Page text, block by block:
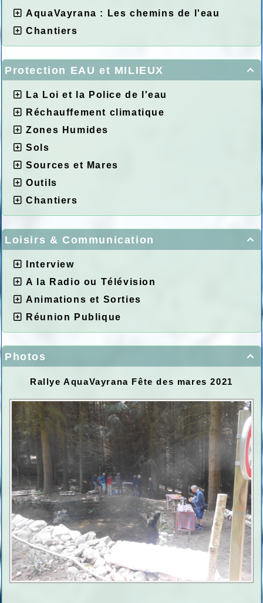
AquaVayrana : Les chemins de l'eau
Chantiers

Protection EAU et MILIEUX
La Loi et la Police de l'eau
Réchauffement climatique
Zones Humides
Sols
Sources et Mares
Outils
Chantiers

Loisirs & Communication
Interview
A la Radio ou Télévision
Animations et Sorties
Réunion Publique

Photos
Rallye AquaVayrana Fête des mares 2021